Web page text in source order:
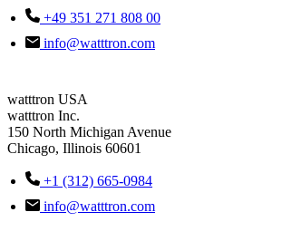
+49 351 271 808 00
info@watttron.com
watttron USA
watttron Inc.
150 North Michigan Avenue
Chicago, Illinois 60601
+1 (312) 665-0984
info@watttron.com